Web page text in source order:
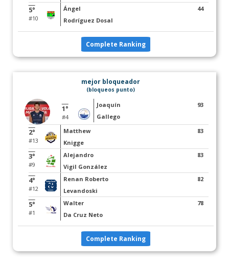
5°
#10
Ángel
Rodríguez Dosal
44
Complete Ranking
mejor bloqueador
(bloqueos punto)
1°
#4
Joaquín
Gallego
93
2°
#13
Matthew
Knigge
83
3°
#9
Alejandro
Vigil González
83
4°
#12
Renan Roberto
Levandoski
82
5°
#1
Walter
Da Cruz Neto
78
Complete Ranking